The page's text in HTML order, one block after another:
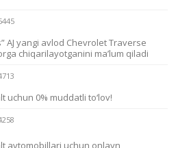
AJ yangi avlod Chevrolet Traverse
chiqarilayotganini ma’lum qiladi
uchun 0% muddatli to‘lov!
avtomobillari uchun onlayn